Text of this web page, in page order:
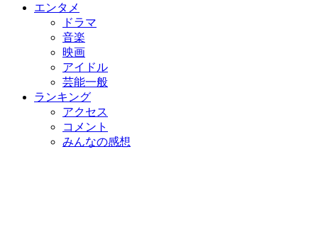
エンタメ
ドラマ
音楽
映画
アイドル
芸能一般
ランキング
アクセス
コメント
みんなの感想